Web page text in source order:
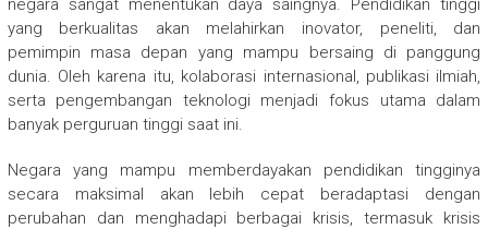
negara sangat menentukan daya saingnya. Pendidikan tinggi
yang berkualitas akan melahirkan inovator, peneliti, dan
pemimpin masa depan yang mampu bersaing di panggung
dunia. Oleh karena itu, kolaborasi internasional, publikasi ilmiah,
serta pengembangan teknologi menjadi fokus utama dalam
banyak perguruan tinggi saat ini.
Negara yang mampu memberdayakan pendidikan tingginya
secara maksimal akan lebih cepat beradaptasi dengan
perubahan dan menghadapi berbagai krisis, termasuk krisis